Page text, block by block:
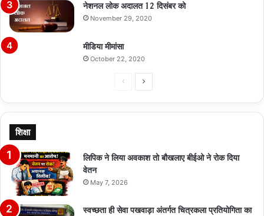
नेशनल लोक अदालत 12 दिसंबर को
November 29, 2020
मीडिया मीमांसा
October 22, 2020
PreviousNext
शिक्षा
लिपिक ने लिया अवकाश तो बौखलाए बीईओ ने रोक दिया
वेतन
May 7, 2026
स्वच्छता ही सेवा पखवाड़ा अंतर्गत चित्रकला प्रतियोगिता का